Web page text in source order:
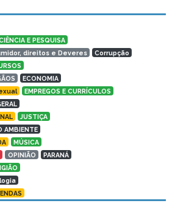
E PESQUISA
direitos e Deveres
Corrupção
ECONOMIA
EMPREGOS E CURRÍCULOS
JUSTIÇA
AMBIENTE
MÚSICA
OPINIÃO
PARANÁ